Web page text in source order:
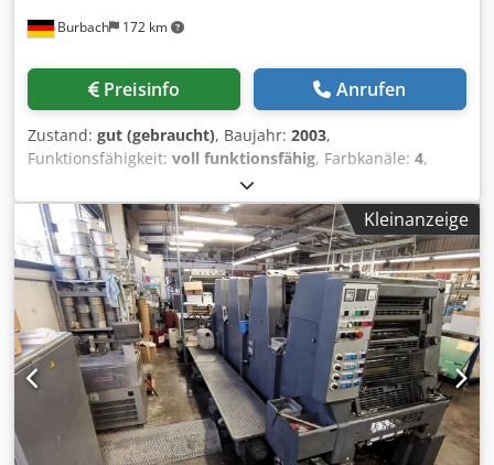
Burbach 172 km
Preisinfo Anrufen
Zustand: gut (gebraucht), Baujahr: 2003,
Funktionsfähigkeit: voll funktionsfähig, Farbkanäle: 4,
Plus-Version: vorbereitet für Nummerier- &
Perforiereinrichtung Dcsdpsy Efqlofx Anmok Wendung 2:2
Classic Center Puderapparat elektronische
Doppelbogenkontrolle Neue Walzen VARN Kompac III Die
Heidelberg GTO 52-4-P3 ist eine professionelle Vierfarben-
Offsetdruckmaschine im Kleinformat, die besonders für
ihre Zuverlässigkeit und Präzision in der
Akzidenzdruckerei bekannt ist. Das Modell verfügt über
eine integrierte Schön- und Widerdruckeinrichtung
(Perfecting), die das beidseitige Bedrucken von Bögen in
einem einzigen Durchgang ermöglicht. Technische
Kernspezifikationen Max. Bogenformat: 360 x 520 mm (B3-
Format) Min. Bogenformat: 105 x 180 mm (Einseitig) / 140 x
Kleinanzeige